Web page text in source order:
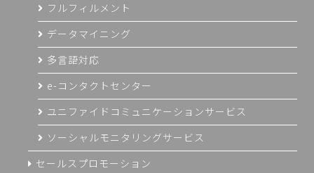
フルフィルメント
データマイニング
多言語対応
e-コンタクトセンター
ユニファイドコミュニケーションサービス
ソーシャルモニタリングサービス
セールスプロモーション